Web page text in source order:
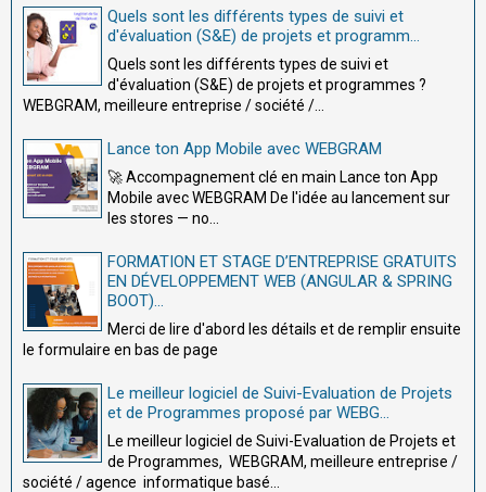
Quels sont les différents types de suivi et
d'évaluation (S&E) de projets et programm...
Quels sont les différents types de suivi et
d'évaluation (S&E) de projets et programmes ?
WEBGRAM, meilleure entreprise / société /...
Lance ton App Mobile avec WEBGRAM
🚀 Accompagnement clé en main Lance ton App
Mobile avec WEBGRAM De l'idée au lancement sur
les stores — no...
FORMATION ET STAGE D’ENTREPRISE GRATUITS
EN DÉVELOPPEMENT WEB (ANGULAR & SPRING
BOOT)...
Merci de lire d'abord les détails et de remplir ensuite
le formulaire en bas de page
Le meilleur logiciel de Suivi-Evaluation de Projets
et de Programmes proposé par WEBG...
Le meilleur logiciel de Suivi-Evaluation de Projets et
de Programmes, WEBGRAM, meilleure entreprise /
société / agence informatique basé...